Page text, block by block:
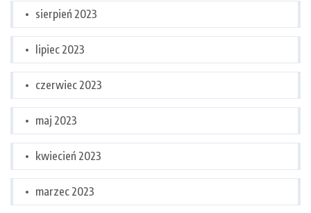
sierpień 2023
lipiec 2023
czerwiec 2023
maj 2023
kwiecień 2023
marzec 2023